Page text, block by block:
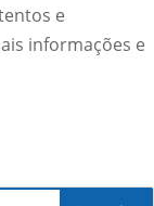
e
informações e